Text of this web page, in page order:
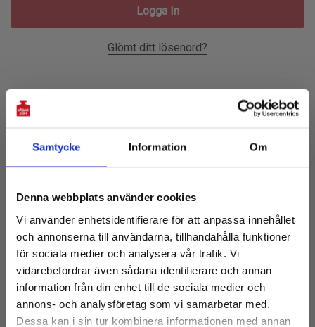
Samtycke Information Om
Denna webbplats använder cookies
Vi använder enhetsidentifierare för att anpassa innehållet
och annonserna till användarna, tillhandahålla funktioner
för sociala medier och analysera vår trafik. Vi
vidarebefordrar även sådana identifierare och annan
information från din enhet till de sociala medier och
annons- och analysföretag som vi samarbetar med.
Dessa kan i sin tur kombinera informationen med annan
Glömt ditt lösenord?
Skapa ett konto hos oss och du kommer att kunna:
Spara flera leveransadresser
Tillgå din orderhistorik
Spåra nya beställningar
Spara artiklar i din önskelista
Få 10% rabatt på första köpet
och tillgång till de senaste nyheterna
E-
post: